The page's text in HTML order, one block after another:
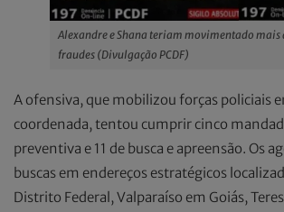
Alexandre e Shana teriam movimentado mais
fraudes (Divulgação PCDF)
A ofensiva, que mobilizou forças policiais
coordenada, tentou cumprir cinco
preventiva e 11 de busca e apreensão. Os
buscas em endereços estratégicos
Distrito Federal, Valparaíso em Goiás,